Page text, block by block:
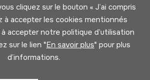
cliquez sur le bouton « J’ai compris
à accepter les cookies mentionnés
accepter notre politique d’utilisation
sur le lien "En savoir plus" pour plus
d’informations.